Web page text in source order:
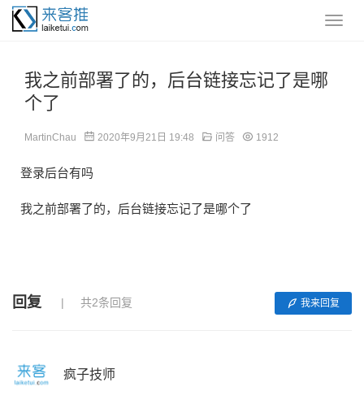
我之前部署了的，后台链接忘记了是哪
个了
MartinChau 2020年9月21日 19:48 问答 1912
登录后台有吗
我之前部署了的，后台链接忘记了是哪个了
回复 共2条回复 我来回复
疯子技师